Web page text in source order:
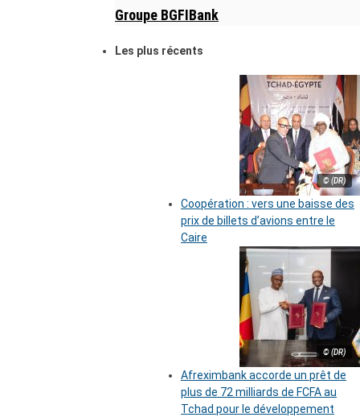
Groupe BGFIBank
Les plus récents
© (DR)
Coopération : vers une baisse des
prix de billets d’avions entre le
Caire
© (DR)
Afreximbank accorde un prêt de
plus de 72 milliards de FCFA au
Tchad pour le développement